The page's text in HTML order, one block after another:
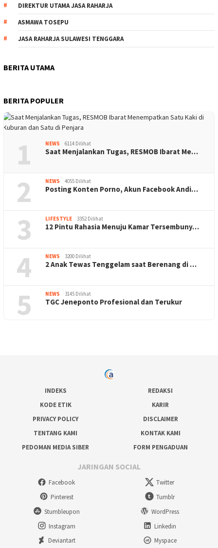
DIREKTUR UTAMA JASA RAHARJA
ASMAWA TOSEPU
JASA RAHARJA SULAWESI TENGGARA
BERITA UTAMA
BERITA POPULER
1 NEWS 6114 Dilihat
Saat Menjalankan Tugas, RESMOB Ibarat Me…
2 NEWS 4055 Dilihat
Posting Konten Porno, Akun Facebook Andi…
3 LIFESTYLE 3352 Dilihat
12 Pintu Rahasia Menuju Kamar Tersembuny…
4 NEWS 3200 Dilihat
2 Anak Tewas Tenggelam saat Berenang di …
5 NEWS 3145 Dilihat
TGC Jeneponto Profesional dan Terukur
INDEKS
REDAKSI
KODE ETIK
KARIR
PRIVACY POLICY
DISCLAIMER
TENTANG KAMI
KONTAK KAMI
PEDOMAN MEDIA SIBER
FORM PENGADUAN
JARINGAN SOCIAL
Facebook
Twitter
Pinterest
Tumblr
Stumbleupon
WordPress
Instagram
Linkedin
Deviantart
Myspace